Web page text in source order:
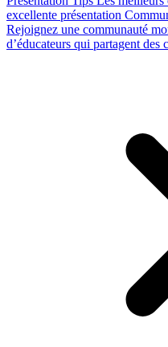
excellente présentation
Rejoignez une communauté
d’éducateurs qui partagent des